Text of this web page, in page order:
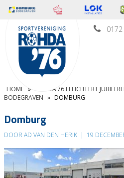
HOME » ROHDA’76 FELICITEERT
BODEGRAVEN » DOMBURG
Domburg
DOOR AD VAN DEN HERIK | 19